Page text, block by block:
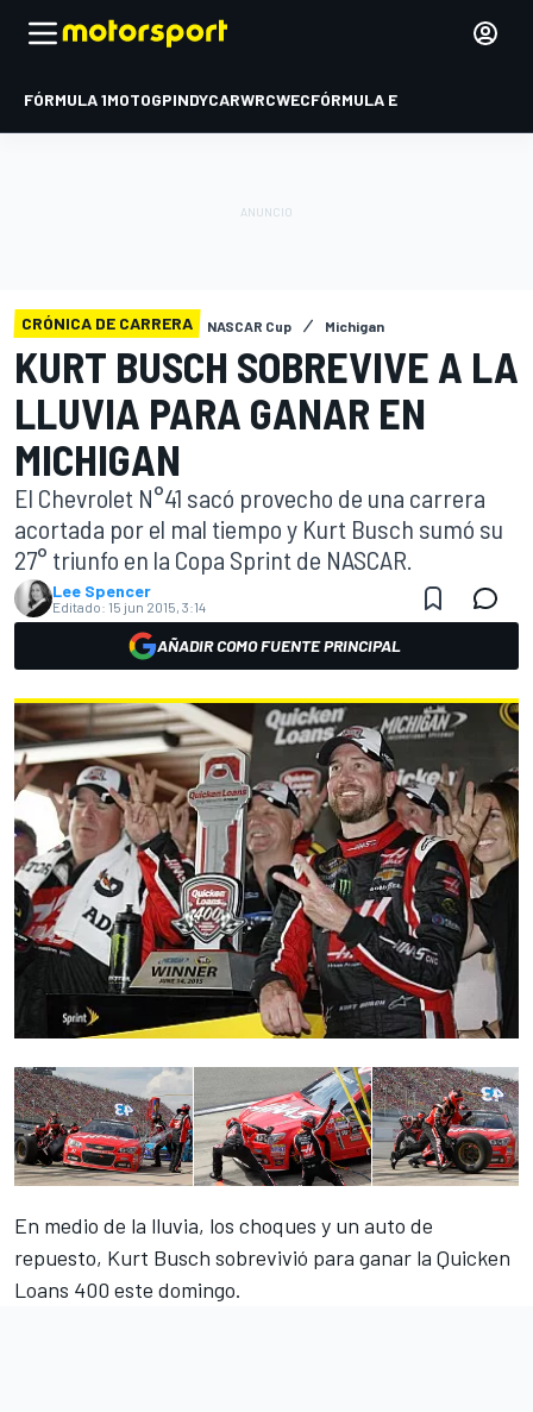
FÓRMULA 1MOTOGPINDYCARWRCWECFÓRMULA E
CRÓNICA DE CARRERA NASCAR Cup Michigan
KURT BUSCH SOBREVIVE A LA
LLUVIA PARA GANAR EN
MICHIGAN
El Chevrolet N°41 sacó provecho de una carrera
acortada por el mal tiempo y Kurt Busch sumó su
27° triunfo en la Copa Sprint de NASCAR.
Lee Spencer
Editado: 15 jun 2015, 3:14
AÑADIR COMO FUENTE PRINCIPAL
En medio de la lluvia, los choques y un auto de
repuesto, Kurt Busch sobrevivió para ganar la Quicken
Loans 400 este domingo.